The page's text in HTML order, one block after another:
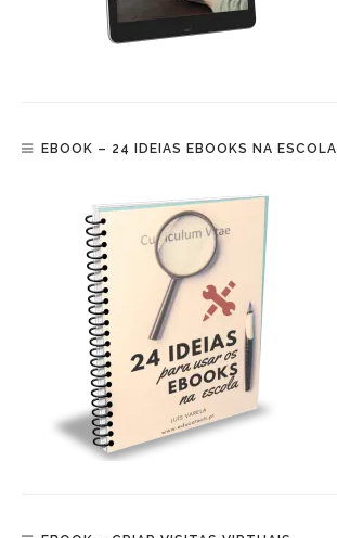
EBOOK – 24 IDEIAS EBOOKS NA ESCOLA